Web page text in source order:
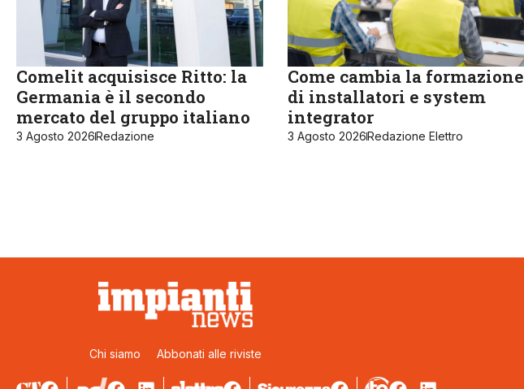
Comelit acquisisce Ritto: la
Germania è il secondo
mercato del gruppo italiano
3 Agosto 2026Redazione
Come cambia la formazione
di installatori e system
integrator
3 Agosto 2026Redazione Elettro
Chi siamo Abbonati alle riviste